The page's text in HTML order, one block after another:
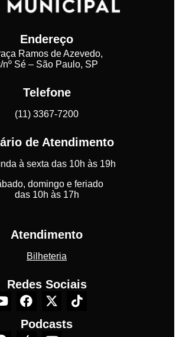
Endereço
Ramos de Azevedo,
nº Sé – São Paulo, SP
Telefone
(11) 3367-7200
de Atendimento
à sexta das 10h às 19h
domingo e feriado
das 10h às 17h
Atendimento
Bilheteria
Redes Sociais
Podcasts